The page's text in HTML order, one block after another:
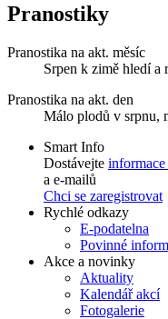
Pranostiky
Pranostika na akt. měsíc
Srpen k zimě hledí a
Pranostika na akt. den
Málo plodů v srpnu,
Smart Info
Dostávejte informace
a e-mailů
Chci se zaregistrovat
Rychlé odkazy
E-podatelna
Povinné
Akce a novinky
Aktuality
Kalendář akcí
Fotogalerie